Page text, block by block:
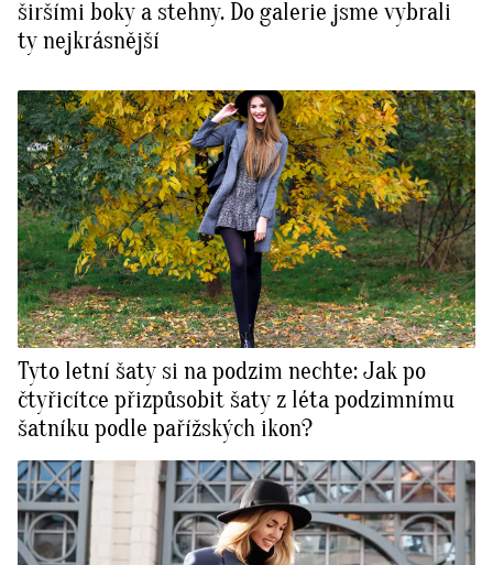
širšími boky a stehny. Do galerie jsme vybrali
ty nejkrásnější
Tyto letní šaty si na podzim nechte: Jak po
čtyřicítce přizpůsobit šaty z léta podzimnímu
šatníku podle pařížských ikon?